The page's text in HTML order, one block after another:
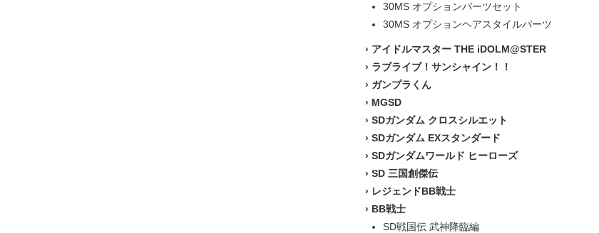
30MS オプションパーツセット
30MS オプションヘアスタイルパーツ
› アイドルマスター THE iDOLM@STER
› ラブライブ！サンシャイン！！
› ガンプラくん
› MGSD
› SDガンダム クロスシルエット
› SDガンダム EXスタンダード
› SDガンダムワールド ヒーローズ
› SD 三国創傑伝
› レジェンドBB戦士
› BB戦士
SD戦国伝 武神降臨編